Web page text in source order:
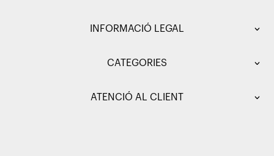
INFORMACIÓ LEGAL
CATEGORIES
ATENCIÓ AL CLIENT